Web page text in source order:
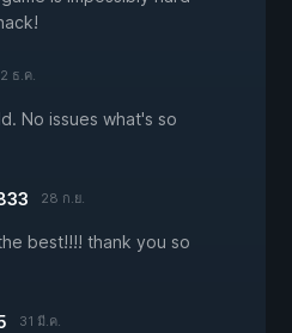
ธ.ค.
No issues what's so
28 ก.ย.
best!!!! thank you so
31 มี.ค.